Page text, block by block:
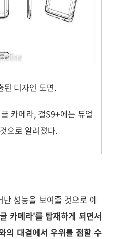
디자인 도면.
카메라, 갤S9+에는 듀얼
으로 알려졌다.
성능을 보여줄 것으로 예
카메라'를 탑재하게 되면서
의 대결에서 우위를 점할 수